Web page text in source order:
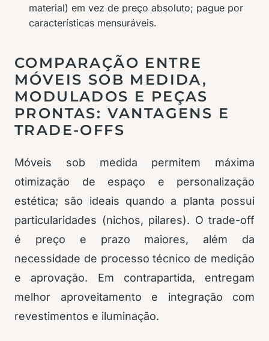
material) em vez de preço absoluto; pague por
características mensuráveis.
COMPARAÇÃO ENTRE
MÓVEIS SOB MEDIDA,
MODULADOS E PEÇAS
PRONTAS: VANTAGENS E
TRADE-OFFS
Móveis sob medida permitem máxima
otimização de espaço e personalização
estética; são ideais quando a planta possui
particularidades (nichos, pilares). O trade-off
é preço e prazo maiores, além da
necessidade de processo técnico de medição
e aprovação. Em contrapartida, entregam
melhor aproveitamento e integração com
revestimentos e iluminação.